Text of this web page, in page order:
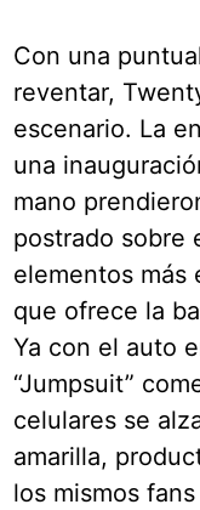
Con una
reventar,
escenario. La
una
mano
postrado sobre
elementos más
que ofrece la
Ya con el auto
“Jumpsuit”
celulares se
amarilla,
los mismos